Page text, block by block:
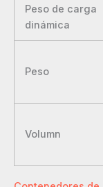
Peso de carga
dinámica
Peso
Volumn